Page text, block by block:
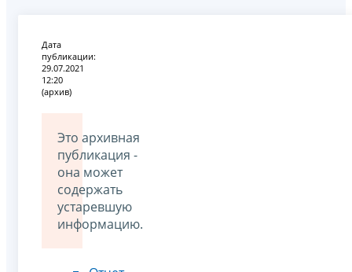
Дата
публикации:
29.07.2021
12:20
(архив)
Это архивная
публикация -
она может
содержать
устаревшую
информацию.